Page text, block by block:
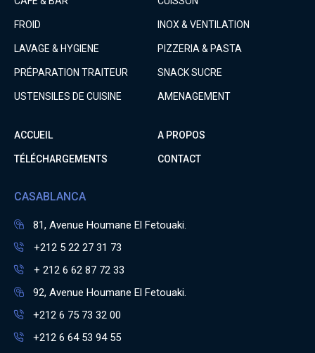
FROID INOX & VENTILATION
LAVAGE & HYGIENE PIZZERIA & PASTA
PRÉPARATION TRAITEUR SNACK SUCRE
USTENSILES DE CUISINE AMENAGEMENT
ACCUEIL A PROPOS
TÉLÉCHARGEMENTS CONTACT
CASABLANCA
81, Avenue Houmane El Fetouaki.
+212 5 22 27 31 73
+ 212 6 62 87 72 33
92, Avenue Houmane El Fetouaki.
+212 6 75 73 32 00
+212 6 64 53 94 55